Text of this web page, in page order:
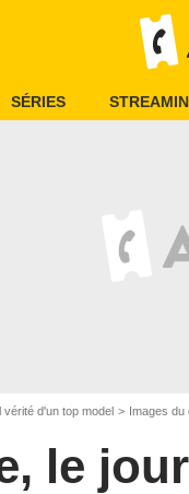
SÉRIES
vérité d'un top model Images du
le